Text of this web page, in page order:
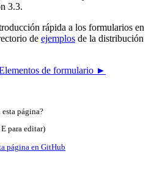
3.3.
rápida a los formularios en
de ejemplos de la distribución
de formulario ►